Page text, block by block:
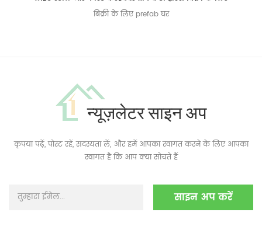
बिक्री के लिए prefab घर
न्यूज़लेटर साइन अप
कृपया पढ़ें, पोस्ट रहें, सदस्यता लें, और हमें आपका स्वागत करने के लिए आपका
स्वागत है कि आप क्या सोचते हैं